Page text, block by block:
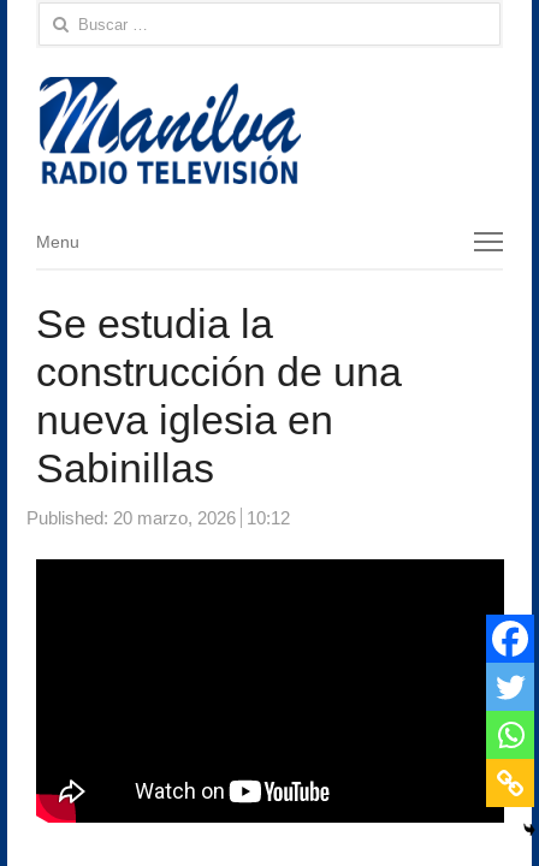
Buscar:
Menu
Menu
Se estudia la
construcción de una
nueva iglesia en
Sabinillas
Published: 20 marzo, 2026 10:12